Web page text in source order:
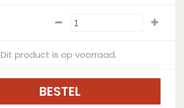
Dit product is op voorraad.